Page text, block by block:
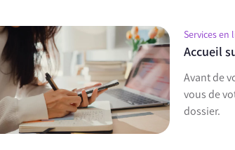
Services en
Accueil
Avant de
vous de
dossier.